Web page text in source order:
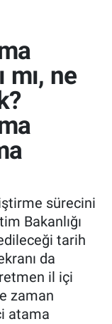
mı, ne
sürecini
Bakanlığı
tarih
da
il içi
zaman
atama